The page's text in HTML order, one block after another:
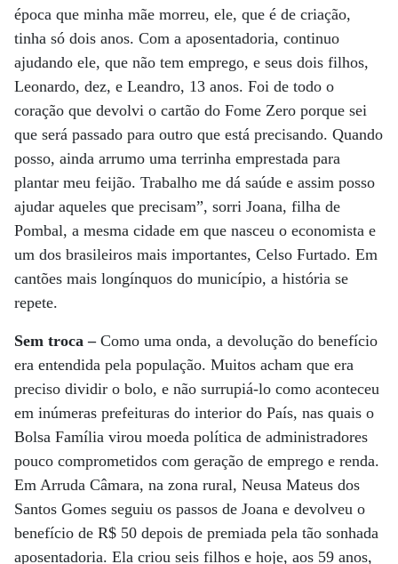
época que minha mãe morreu, ele, que é de criação,
tinha só dois anos. Com a aposentadoria, continuo
ajudando ele, que não tem emprego, e seus dois filhos,
Leonardo, dez, e Leandro, 13 anos. Foi de todo o
coração que devolvi o cartão do Fome Zero porque sei
que será passado para outro que está precisando. Quando
posso, ainda arrumo uma terrinha emprestada para
plantar meu feijão. Trabalho me dá saúde e assim posso
ajudar aqueles que precisam”, sorri Joana, filha de
Pombal, a mesma cidade em que nasceu o economista e
um dos brasileiros mais importantes, Celso Furtado. Em
cantões mais longínquos do município, a história se
repete.
Sem troca – Como uma onda, a devolução do benefício
era entendida pela população. Muitos acham que era
preciso dividir o bolo, e não surrupiá-lo como aconteceu
em inúmeras prefeituras do interior do País, nas quais o
Bolsa Família virou moeda política de administradores
pouco comprometidos com geração de emprego e renda.
Em Arruda Câmara, na zona rural, Neusa Mateus dos
Santos Gomes seguiu os passos de Joana e devolveu o
benefício de R$ 50 depois de premiada pela tão sonhada
aposentadoria. Ela criou seis filhos e hoje, aos 59 anos,